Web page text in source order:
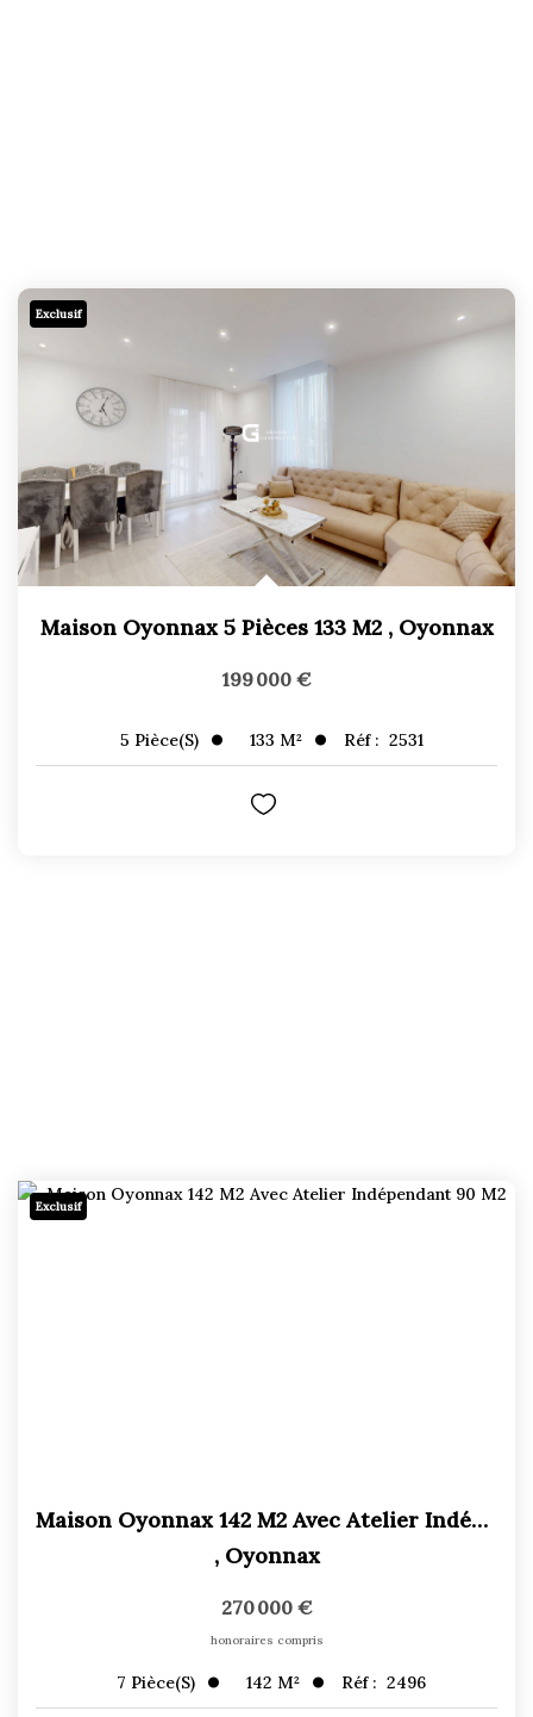
Exclusif
Maison Oyonnax 5 Pièces 133 M2 , Oyonnax
199 000 €
5 Pièce(s) 133 M² Réf : 2531
Exclusif
Maison Oyonnax 142 M2 Avec Atelier Indépendant 90 M2
, Oyonnax
270 000 €
honoraires compris
7 Pièce(s) 142 M² Réf : 2496